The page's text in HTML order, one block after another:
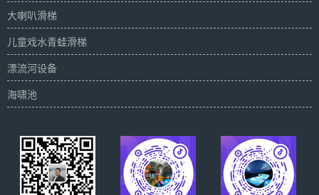
大喇叭滑梯
儿童戏水青蛙滑梯
漂流河设备
海啸池